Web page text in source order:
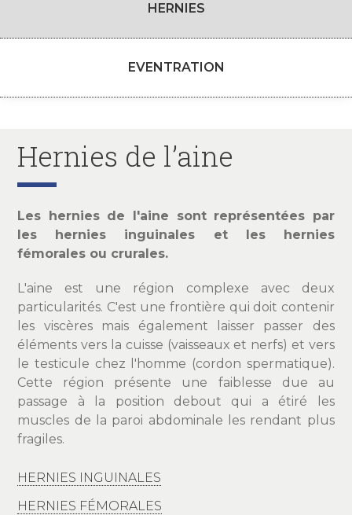
HERNIES
EVENTRATION
Hernies de l’aine
Les hernies de l'aine sont représentées par
les hernies inguinales et les hernies
fémorales ou crurales.
L'aine est une région complexe avec deux
particularités. C'est une frontière qui doit contenir
les viscères mais également laisser passer des
éléments vers la cuisse (vaisseaux et nerfs) et vers
le testicule chez l'homme (cordon spermatique).
Cette région présente une faiblesse due au
passage à la position debout qui a étiré les
muscles de la paroi abdominale les rendant plus
fragiles.
HERNIES INGUINALES
HERNIES FÉMORALES